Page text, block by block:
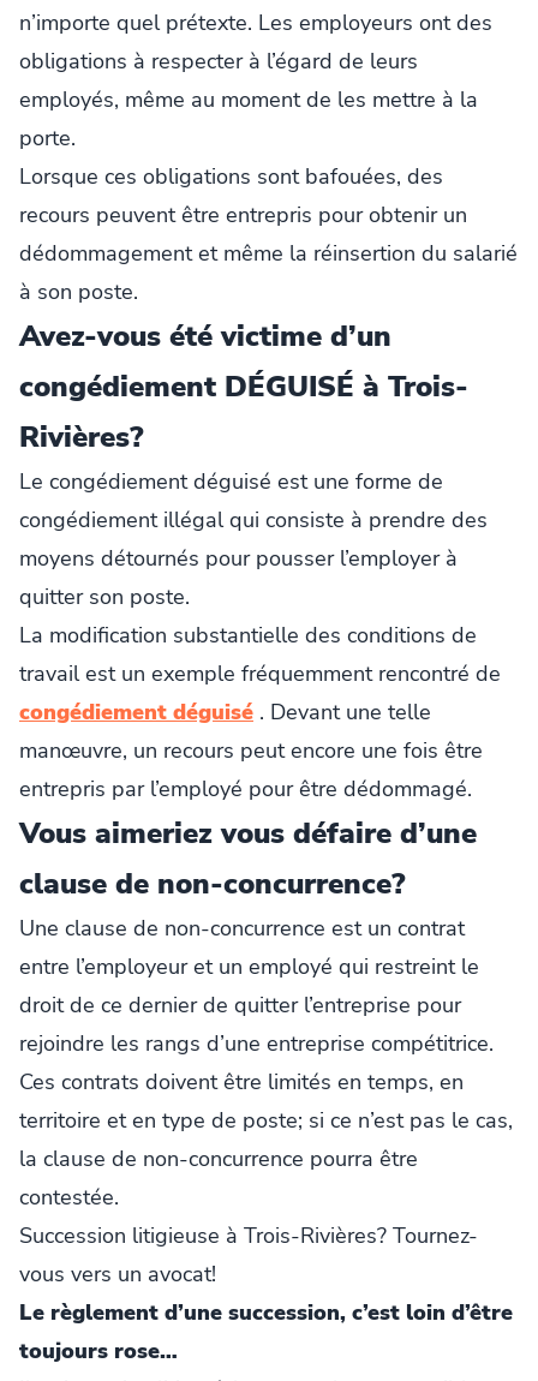
n’importe quel prétexte. Les employeurs ont des
obligations à respecter à l’égard de leurs
employés, même au moment de les mettre à la
porte.
Lorsque ces obligations sont bafouées, des
recours peuvent être entrepris pour obtenir un
dédommagement et même la réinsertion du salarié
à son poste.
Avez-vous été victime d’un
congédiement DÉGUISÉ à Trois-
Rivières?
Le congédiement déguisé est une forme de
congédiement illégal qui consiste à prendre des
moyens détournés pour pousser l’employer à
quitter son poste.
La modification substantielle des conditions de
travail est un exemple fréquemment rencontré de
congédiement déguisé . Devant une telle
manœuvre, un recours peut encore une fois être
entrepris par l’employé pour être dédommagé.
Vous aimeriez vous défaire d’une
clause de non-concurrence?
Une clause de non-concurrence est un contrat
entre l’employeur et un employé qui restreint le
droit de ce dernier de quitter l’entreprise pour
rejoindre les rangs d’une entreprise compétitrice.
Ces contrats doivent être limités en temps, en
territoire et en type de poste; si ce n’est pas le cas,
la clause de non-concurrence pourra être
contestée.
Succession litigieuse à Trois-Rivières? Tournez-
vous vers un avocat!
Le règlement d’une succession, c’est loin d’être
toujours rose…